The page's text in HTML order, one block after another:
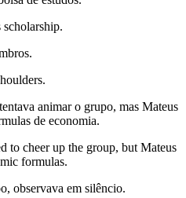
animar o grupo, mas Mateus
de economia.
to cheer up the group, but Mateus
formulas.
observava em silêncio.